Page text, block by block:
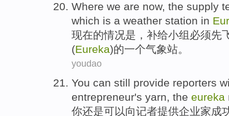
Where we are now, the supply
which is a weather station in
现在的情况是 ， 补给小组必须先
(Eureka)的一个气象站。
youdao
You can still provide reporters
entrepreneur's yarn, the eureka
你还是可以向记者提供企业家成